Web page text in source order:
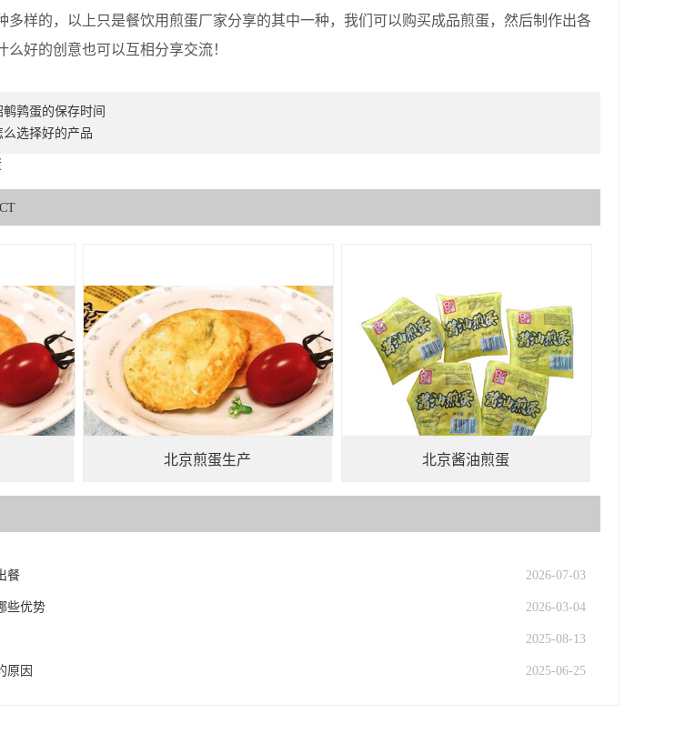
样的，以上只是餐饮用煎蛋厂家分享的其中一种，我们可以购买成品煎蛋，然后制作出各
好的创意也可以互相分享交流！
鹑蛋的保存时间
选择好的产品
北京煎蛋生产 北京酱油煎蛋
餐 2026-07-03
些优势 2026-03-04
2025-08-13
原因 2025-06-25